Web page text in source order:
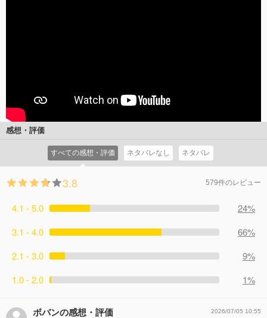
感想・評価
すべての感想・評価 ネタバレなし ネタバレ
3.8 579件のレビュー
4.1 - 5.0
24%
3.1 - 4.0
66%
2.1 - 3.0
9%
1.0 - 2.0
1%
ボバンの感想・評価 2026/07/05 10:55